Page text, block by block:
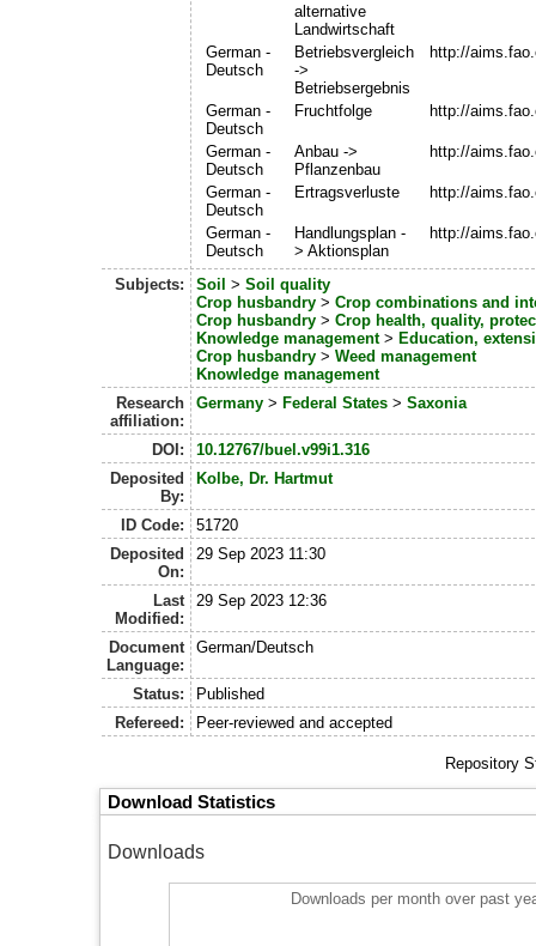
alternative
Landwirtschaft
German -
Deutsch
Betriebsvergleich
->
Betriebsergebnis
http://
German -
Deutsch
Fruchtfolge http://
German -
Deutsch
Anbau ->
Pflanzenbau
http://
German -
Deutsch
Ertragsverluste http://
German -
Deutsch
Handlungsplan -
> Aktionsplan
http://
Subjects: Soil > Soil quality
Crop husbandry> Crop combinations and
Crop husbandry> Crop health, quality,
Knowledge management> Education,
Crop husbandry> Weed management
Knowledge management
Research
affiliation:
Germany> Federal States> Saxonia
DOI:
10.12767/buel.v99i1.316
Deposited
By:
Kolbe, Dr. Hartmut
ID Code:
51720
Deposited
On:
29 Sep 2023 11:30
Last
Modified:
29 Sep 2023 12:36
Document
Language:
German/Deutsch
Status:
Published
Refereed:
Peer-reviewed and accepted
Repository
Download Statistics
Downloads
Downloads per month over past